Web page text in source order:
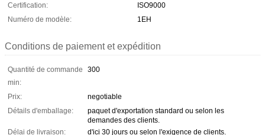
Certification:
ISO9000
Numéro de modèle:
1EH
Conditions de paiement et expédition
Quantité de commande
min:
300
Prix:
negotiable
Détails d'emballage:
paquet d'exportation standard ou selon les
demandes des clients.
Délai de livraison:
d'ici 30 jours ou selon l'exigence de clients.